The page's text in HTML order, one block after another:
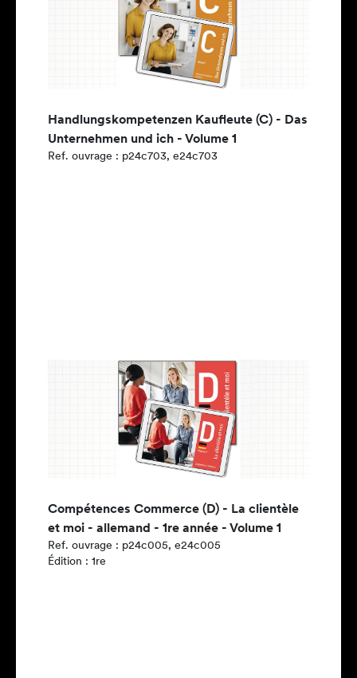
Handlungskompetenzen Kaufleute (C) - Das
Unternehmen und ich - Volume 1
Ref. ouvrage : p24c703, e24c703
Compétences Commerce (D) - La clientèle
et moi - allemand - 1re année - Volume 1
Ref. ouvrage : p24c005, e24c005
Édition : 1re